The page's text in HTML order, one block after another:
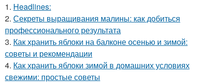
1. Headlines:
2. Секреты выращивания малины: как добиться
профессионального результата
3. Как хранить яблоки на балконе осенью и зимой:
советы и рекомендации
4. Как хранить яблоки зимой в домашних условиях
свежими: простые советы